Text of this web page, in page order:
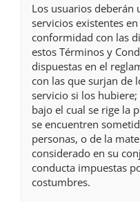
Los usuarios deberán
servicios existentes
conformidad con las
estos Términos y
dispuestas en el
con las que surjan de
servicio si los
bajo el cual se rige la
se encuentren
personas, o de la
considerado en su
conducta impuestas
costumbres.